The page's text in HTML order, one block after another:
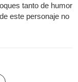
tanto de humor
este personaje no